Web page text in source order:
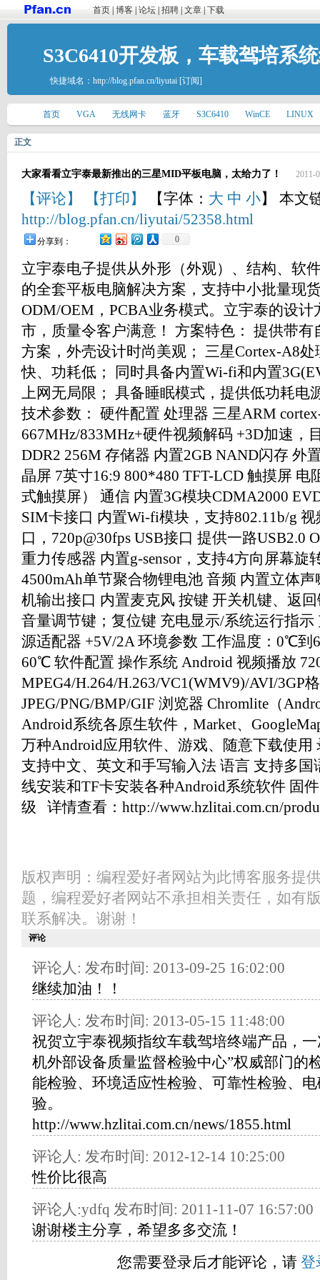
首页 博客 论坛 招聘 文章 下载
S3C6410开发板，车载驾培系
快捷域名： http://blog.pfan.cn/liyutai [订阅]
首页 VGA 无线网卡 蓝牙 S3C6410 WinCE LINUX
正文
大家看看立宇泰最新推出的三星MID平板电脑，太给力了！ 2011-
【评论】 【打印】 【字体： 大 中 小】 本文
http://blog.pfan.cn/liyutai/52358.html
分享到： 0
立宇泰电子提供从外形（外观）、结构、软
的全套平板电脑解决方案，支持中小批量现
ODM/OEM，PCBA业务模式。立宇泰的设
市，质量令客户满意！ 方案特色： 提供带
方案，外壳设计时尚美观； 三星Cortex-A8
快、功耗低； 同时具备内置Wi-fi和内置
上网无局限； 具备睡眠模式，提供低功耗电
技术参数： 硬件配置 处理器 三星ARM
667MHz/833MHz+硬件视频解码 +3D加速，
DDR2 256M 存储器 内置2GB NAND闪存 外
晶屏 7英寸16:9 800*480 TFT-LCD 触摸屏
式触摸屏） 通信 内置3G模块CDMA2000
SIM卡接口 内置Wi-fi模块，支持802.11b/g
口，720p@30fps USB接口 提供一路USB2.0
重力传感器 内置g-sensor，支持4方向屏幕旋
4500mAh单节聚合物锂电池 音频 内置立体
机输出接口 内置麦克风 按键 开关机键、返
音量调节键；复位键 充电显示/系统运行指
源适配器 +5V/2A 环境参数 工作温度：0℃
60℃ 软件配置 操作系统 Android 视频播放
MPEG4/H.264/H.263/VC1(WMV9)/AVI/3GP
JPEG/PNG/BMP/GIF 浏览器 Chromlite（
Android系统各原生软件，Market、
万种Android应用软件、游戏、随意下载使用
支持中文、英文和手写输入法 语言 支持多
线安装和TF卡安装各种Android系统软件 固
级 详情查看：http://www.hzlitai.com.cn/
版权声明：编程爱好者网站为此博客服务提
题，编程爱好者网站不承担相关责任，如有
联系解决。谢谢！
评论
评论人: 发布时间: 2013-09-25 16:02:00
继续加油！！
评论人: 发布时间: 2013-05-15 11:48:00
祝贺立宇泰视频指纹车载驾培终端产品，
机外部设备质量监督检验中心”权威部门的
能检验、环境适应性检验、可靠性检验、
验。
http://www.hzlitai.com.cn/news/1855.html
评论人: 发布时间: 2012-12-14 10:25:00
性价比很高
评论人:ydfq 发布时间: 2011-11-07 16:57:00
谢谢楼主分享，希望多多交流！
您需要登录后才能评论，请 登